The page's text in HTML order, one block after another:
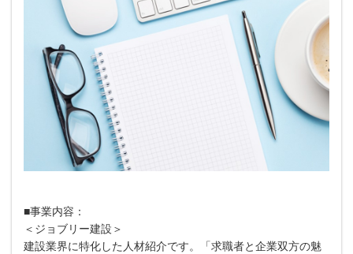
■事業内容：
＜ジョブリー建設＞
建設業界に特化した人材紹介です。「求職者と企業双方の魅